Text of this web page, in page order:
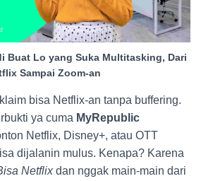
Buat Lo yang Suka Multitasking, Dari
Sampai Zoom-an
bisa Netflix-an tanpa buffering.
ya cuma MyRepublic
Netflix, Disney+, atau OTT
dijalanin mulus. Kenapa? Karena
Netflixdan nggak main-main dari